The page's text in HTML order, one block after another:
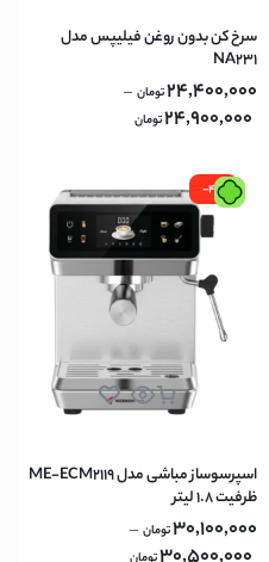
سرخ کن بدون روغن فیلیپس مدل
NA231
24,400,000تومان –
24,900,000تومان
-4%
اسپرسوساز مباشی مدل ME-ECM2119
ظرفیت 1.8 لیتر
30,100,000تومان –